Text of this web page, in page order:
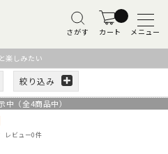
さがす カート メニュー
楽しみたい
絞り込み
中（全4商品中）
レビュー0件